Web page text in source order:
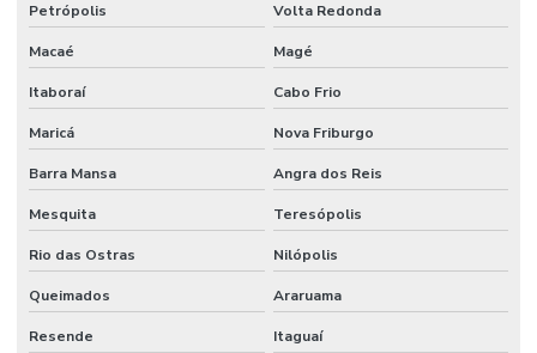
Petrópolis Volta Redonda
Macaé Magé
Itaboraí Cabo Frio
Maricá Nova Friburgo
Barra Mansa Angra dos Reis
Mesquita Teresópolis
Rio das Ostras Nilópolis
Queimados Araruama
Resende Itaguaí